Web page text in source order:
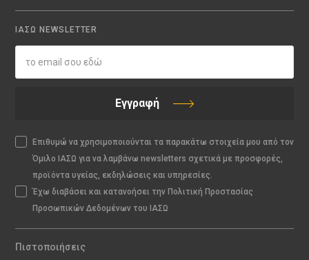
ΙΑΣΩ NEWSLETTER
Εγγραφή
Επιθυμώ να χρησιμοποιούνται τα παρακάτω στοιχεία μου από τον
Όμιλο ΙΑΣΩ για να λαμβάνω newsletters σχετικά με προσφορές,
προϊόντα υγείας, εκδηλώσεις και υπηρεσίες.
Έχω διαβάσει και κατανοήσει την Πολιτική Προστασίας
Προσωπικών Δεδομένων του ΙΑΣΩ
Πιστοποιήσεις